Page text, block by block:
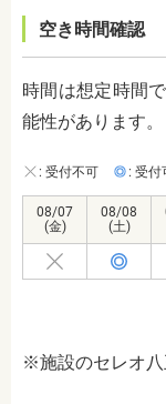
空き時間確認
時間は想定時間
能性があります。
: 受付不可 : 受付
08/07
(金)
08/08
(土)
※施設のセレオ